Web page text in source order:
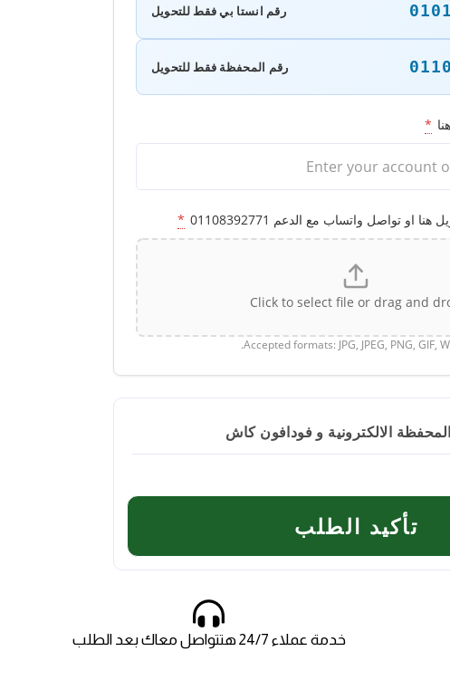
رقم انستا بي فقط للتحويل
رقم المحفظة فقط للتحويل
*
تواصل واتساب مع الدعم 01108392771 *
Click to select file or drag and
Accepted formats: JPG, JPEG, PNG, GIF,
الالكترونية و فودافون كاش
تأكيد الطلب
خدمة عملاء 24/7 هتتواصل معاك بعد الطلب